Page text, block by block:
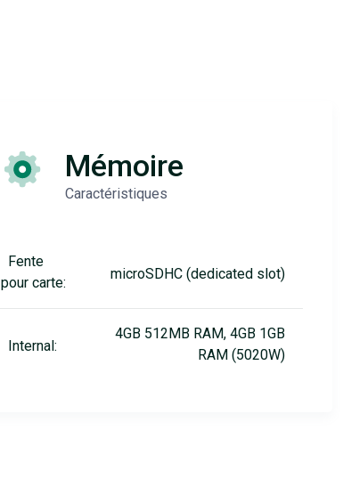
Mémoire
Caractéristiques
Fente
pour carte:
microSDHC (dedicated slot)
Internal:
4GB 512MB RAM, 4GB 1GB
RAM (5020W)